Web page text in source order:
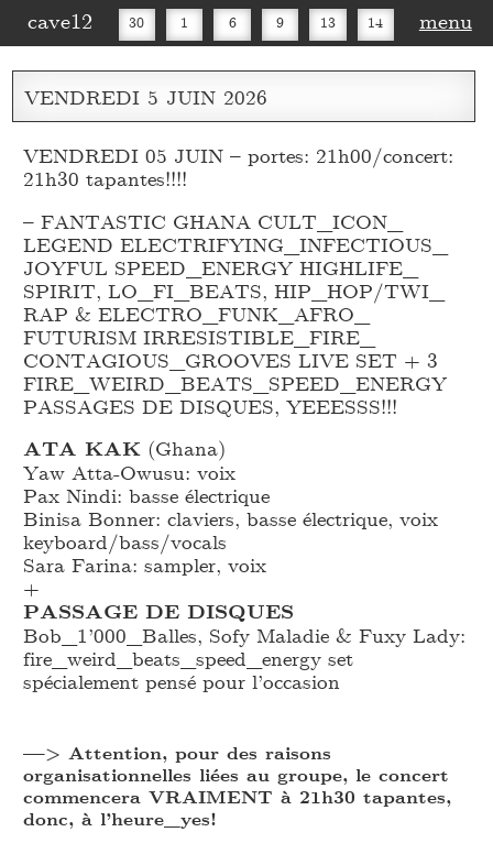
cave12 30 1 6 9 13 14
16 20 27 30
menu
VENDREDI 5 JUIN 2026
VENDREDI 05 JUIN – portes: 21h00/concert:
21h30 tapantes!!!!
– FANTASTIC GHANA CULT_ICON_
LEGEND ELECTRIFYING_INFECTIOUS_
JOYFUL SPEED_ENERGY HIGHLIFE_
SPIRIT, LO_FI_BEATS, HIP_HOP/TWI_
RAP & ELECTRO_FUNK_ AFRO_
FUTURISM IRRESISTIBLE_FIRE_
CONTAGIOUS_ GROOVES LIVE SET + 3
FIRE_WEIRD_BEATS_ SPEED_ENERGY
PASSAGES DE DISQUES, YEEESSS!!!
ATA KAK (Ghana)
Yaw Atta-Owusu: voix
Pax Nindi: basse électrique
Binisa Bonner: claviers, basse électrique, voix
keyboard/bass/vocals
Sara Farina: sampler, voix
+
PASSAGE DE DISQUES
Bob_ 1’000_Balles, Sofy Maladie & Fuxy Lady:
fire_weird_beats_speed_energy set
spécialement pensé pour l’occasion
—> Attention, pour des raisons
organisationnelles liées au groupe, le concert
commencera VRAIMENT à 21h30 tapantes,
donc, à l’heure_yes!